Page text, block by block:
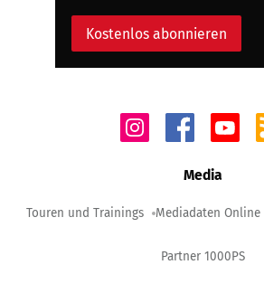
Kostenlos abonnieren
Media
Touren und Trainings Mediadaten Online
Partner 1000PS